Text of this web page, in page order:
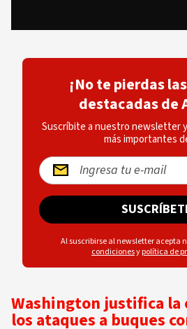
¡No te pierdas
destacadas de
Suscríbite a nuestro newsletter
más importantes
Al suscribirse al newsletter acepta
condicionesypolítica de
Washington justifica la
los ataques a buques